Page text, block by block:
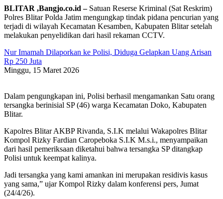
BLITAR ,Bangjo.co.id –Satuan Reserse Kriminal (Sat Reskrim)
Polres Blitar Polda Jatim mengungkap tindak pidana pencurian yang
terjadi di wilayah Kecamatan Kesamben, Kabupaten Blitar setelah
melakukan penyelidikan dari hasil rekaman CCTV.
Nur Imamah Dilaporkan ke Polisi, Diduga Gelapkan Uang Arisan
Rp 250 Juta
Minggu, 15 Maret 2026
Dalam pengungkapan ini, Polisi berhasil mengamankan Satu orang
tersangka berinisial SP (46) warga Kecamatan Doko, Kabupaten
Blitar.
Kapolres Blitar AKBP Rivanda, S.I.K melalui Wakapolres Blitar
Kompol Rizky Fardian Caropeboka S.I.K M.s.i., menyampaikan
dari hasil pemeriksaan diketahui bahwa tersangka SP ditangkap
Polisi untuk keempat kalinya.
Jadi tersangka yang kami amankan ini merupakan residivis kasus
yang sama,” ujar Kompol Rizky dalam konferensi pers, Jumat
(24/4/26).